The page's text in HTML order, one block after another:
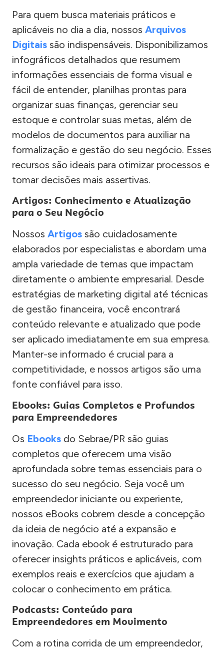
Para quem busca materiais práticos e
aplicáveis no dia a dia, nossos Arquivos
Digitais são indispensáveis. Disponibilizamos
infográficos detalhados que resumem
informações essenciais de forma visual e
fácil de entender, planilhas prontas para
organizar suas finanças, gerenciar seu
estoque e controlar suas metas, além de
modelos de documentos para auxiliar na
formalização e gestão do seu negócio. Esses
recursos são ideais para otimizar processos e
tomar decisões mais assertivas.
Artigos: Conhecimento e Atualização
para o Seu Negócio
Nossos Artigos são cuidadosamente
elaborados por especialistas e abordam uma
ampla variedade de temas que impactam
diretamente o ambiente empresarial. Desde
estratégias de marketing digital até técnicas
de gestão financeira, você encontrará
conteúdo relevante e atualizado que pode
ser aplicado imediatamente em sua empresa.
Manter-se informado é crucial para a
competitividade, e nossos artigos são uma
fonte confiável para isso.
Ebooks: Guias Completos e Profundos
para Empreendedores
Os Ebooks do Sebrae/PR são guias
completos que oferecem uma visão
aprofundada sobre temas essenciais para o
sucesso do seu negócio. Seja você um
empreendedor iniciante ou experiente,
nossos eBooks cobrem desde a concepção
da ideia de negócio até a expansão e
inovação. Cada ebook é estruturado para
oferecer insights práticos e aplicáveis, com
exemplos reais e exercícios que ajudam a
colocar o conhecimento em prática.
Podcasts: Conteúdo para
Empreendedores em Movimento
Com a rotina corrida de um empreendedor,